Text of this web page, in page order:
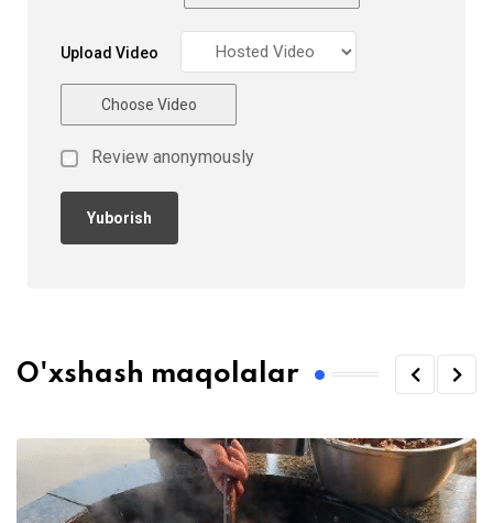
Upload Video
Choose Video
Review anonymously
O'xshash maqolalar